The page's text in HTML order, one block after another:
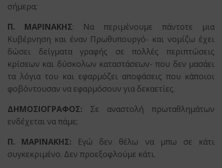
σήμερα;
Π. ΜΑΡΙΝΑΚΗΣ: Να περιμένουμε πάντοτε μια
Κυβέρνηση και έναν Πρωθυπουργό- και νομίζω έχει
δώσει δείγματα γραφής σε πολλές περιπτώσεις
κρίσεων και δύσκολων καταστάσεων- που δεν μασάει
τα λόγια του και εφαρμόζει αποφάσεις που κάποιοι
φοβόντουσαν να εφαρμόσουν για δεκαετίες.
ΔΗΜΟΣΙΟΓΡΑΦΟΣ: Σε αναστολή πρωταθλημάτων
ενδέχεται να πάμε;
Π. ΜΑΡΙΝΑΚΗΣ: Εγώ δεν θέλω να μπω σε κάτι
συγκεκριμένο. Δεν προεξοφλούμε κάτι.